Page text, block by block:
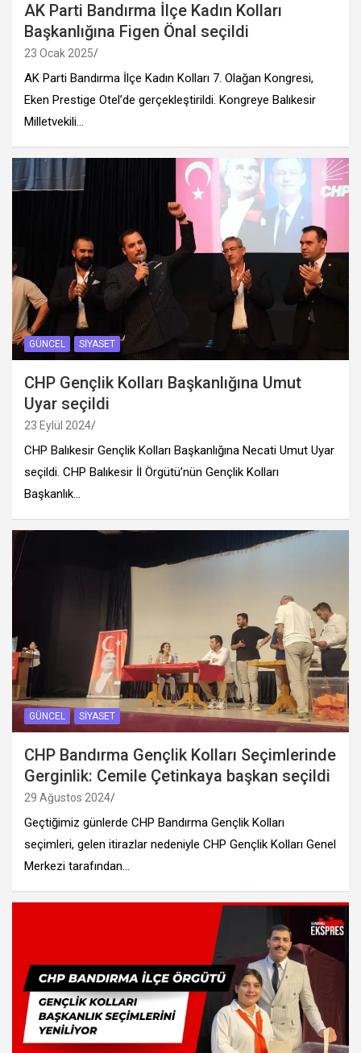
AK Parti Bandırma İlçe Kadın Kolları
Başkanlığına Figen Önal seçildi
23 Ocak 2025
AK Parti Bandırma İlçe Kadın Kolları 7. Olağan Kongresi,
Eken Prestige Otel’de gerçekleştirildi. Kongreye Balıkesir
Milletvekili…
GÜNCEL SIYASET
CHP Gençlik Kolları Başkanlığına Umut
Uyar seçildi
23 Eylül 2024
CHP Balıkesir Gençlik Kolları Başkanlığına Necati Umut Uyar
seçildi. CHP Balıkesir İl Örgütü’nün Gençlik Kolları
Başkanlık…
GÜNCEL SIYASET
CHP Bandırma Gençlik Kolları Seçimlerinde
Gerginlik: Cemile Çetinkaya başkan seçildi
29 Ağustos 2024
Geçtiğimiz günlerde CHP Bandırma Gençlik Kolları
seçimleri, gelen itirazlar nedeniyle CHP Gençlik Kolları Genel
Merkezi tarafından…